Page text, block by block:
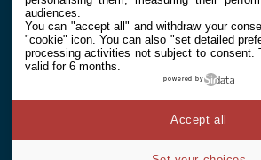
audiences.
You can "accept all" and withdraw your
"cookie" icon. You can also "set detailed
processing activities not subject to consent.
valid for 6 months.
powered by
Accept all